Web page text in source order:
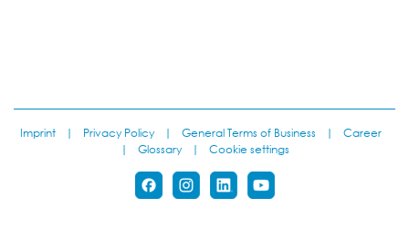
Imprint | Privacy Policy | General Terms of Business |
Career
|
Glossary | Cookie settings